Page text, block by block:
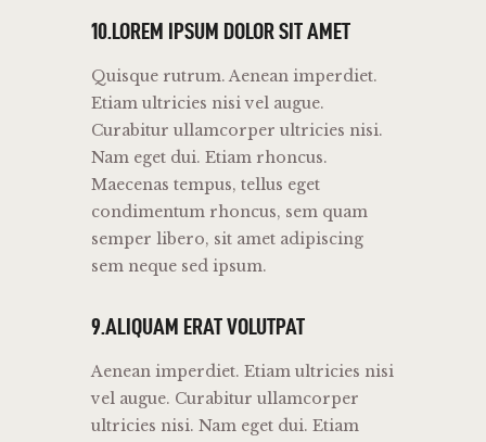
10.LOREM IPSUM DOLOR SIT AMET
Quisque rutrum. Aenean imperdiet.
Etiam ultricies nisi vel augue.
Curabitur ullamcorper ultricies nisi.
Nam eget dui. Etiam rhoncus.
Maecenas tempus, tellus eget
condimentum rhoncus, sem quam
semper libero, sit amet adipiscing
sem neque sed ipsum.
9.ALIQUAM ERAT VOLUTPAT
Aenean imperdiet. Etiam ultricies nisi
vel augue. Curabitur ullamcorper
ultricies nisi. Nam eget dui. Etiam